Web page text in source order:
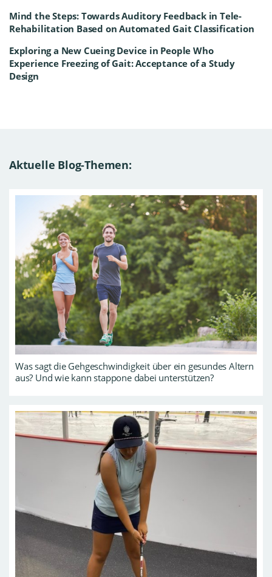
Mind the Steps: Towards Auditory Feedback in Tele-
Rehabilitation Based on Automated Gait Classification
Exploring a New Cueing Device in People Who
Experience Freezing of Gait: Acceptance of a Study
Design
Aktuelle Blog-Themen:
Was sagt die Gehgeschwindigkeit über ein gesundes Altern
aus? Und wie kann stappone dabei unterstützen?